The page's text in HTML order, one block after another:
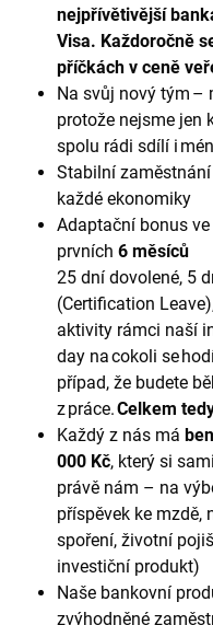
nejpřívětivější
Visa. Každoročně
příčkách v ceně
Na svůj nový tým –
protože nejsme jen
spolu rádi sdílí i
Stabilní
každé ekonomiky
Adaptační bonus ve
prvních 6 měsíců
25 dní dovolené, 5
(Certification
aktivity rámci naší
day na cokoli se
případ, že budete
z práce.Celkem
Každý z nás má
000 Kč, který si
právě nám – na
příspěvek ke mzdě,
spoření, životní
investiční produkt)
Naše bankovní
zvýhodněné